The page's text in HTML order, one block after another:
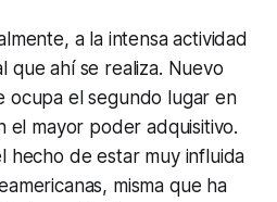
a la intensa actividad
que ahí se realiza. Nuevo
ocupa el segundo lugar en
el mayor poder adquisitivo.
hecho de estar muy influida
misma que ha